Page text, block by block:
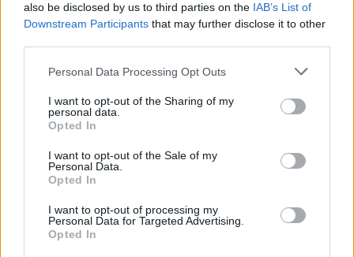
also be disclosed by us to third parties on the IAB’s List of
Downstream Participants that may further disclose it to other
Personal Data Processing Opt Outs
I want to opt-out of the Sharing of my
personal data.
Opted In
I want to opt-out of the Sale of my
Personal Data.
Opted In
I want to opt-out of processing my
Personal Data for Targeted Advertising.
Opted In